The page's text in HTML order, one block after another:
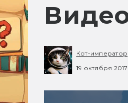
Кот-император
19 октября 2017